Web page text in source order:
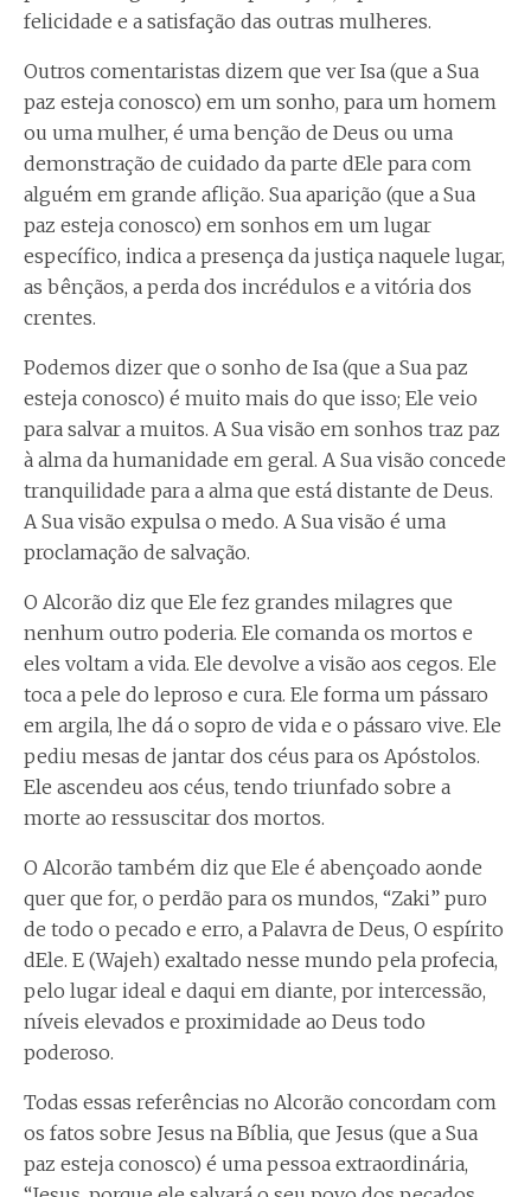
felicidade e a satisfação das outras mulheres.
Outros comentaristas dizem que ver Isa (que a Sua
paz esteja conosco) em um sonho, para um homem
ou uma mulher, é uma benção de Deus ou uma
demonstração de cuidado da parte dEle para com
alguém em grande aflição. Sua aparição (que a Sua
paz esteja conosco) em sonhos em um lugar
específico, indica a presença da justiça naquele lugar,
as bênçãos, a perda dos incrédulos e a vitória dos
crentes.
Podemos dizer que o sonho de Isa (que a Sua paz
esteja conosco) é muito mais do que isso; Ele veio
para salvar a muitos. A Sua visão em sonhos traz paz
à alma da humanidade em geral. A Sua visão concede
tranquilidade para a alma que está distante de Deus.
A Sua visão expulsa o medo. A Sua visão é uma
proclamação de salvação.
O Alcorão diz que Ele fez grandes milagres que
nenhum outro poderia. Ele comanda os mortos e
eles voltam a vida. Ele devolve a visão aos cegos. Ele
toca a pele do leproso e cura. Ele forma um pássaro
em argila, lhe dá o sopro de vida e o pássaro vive. Ele
pediu mesas de jantar dos céus para os Apóstolos.
Ele ascendeu aos céus, tendo triunfado sobre a
morte ao ressuscitar dos mortos.
O Alcorão também diz que Ele é abençoado aonde
quer que for, o perdão para os mundos, “Zaki” puro
de todo o pecado e erro, a Palavra de Deus, O espírito
dEle. E (Wajeh) exaltado nesse mundo pela profecia,
pelo lugar ideal e daqui em diante, por intercessão,
níveis elevados e proximidade ao Deus todo
poderoso.
Todas essas referências no Alcorão concordam com
os fatos sobre Jesus na Bíblia, que Jesus (que a Sua
paz esteja conosco) é uma pessoa extraordinária,